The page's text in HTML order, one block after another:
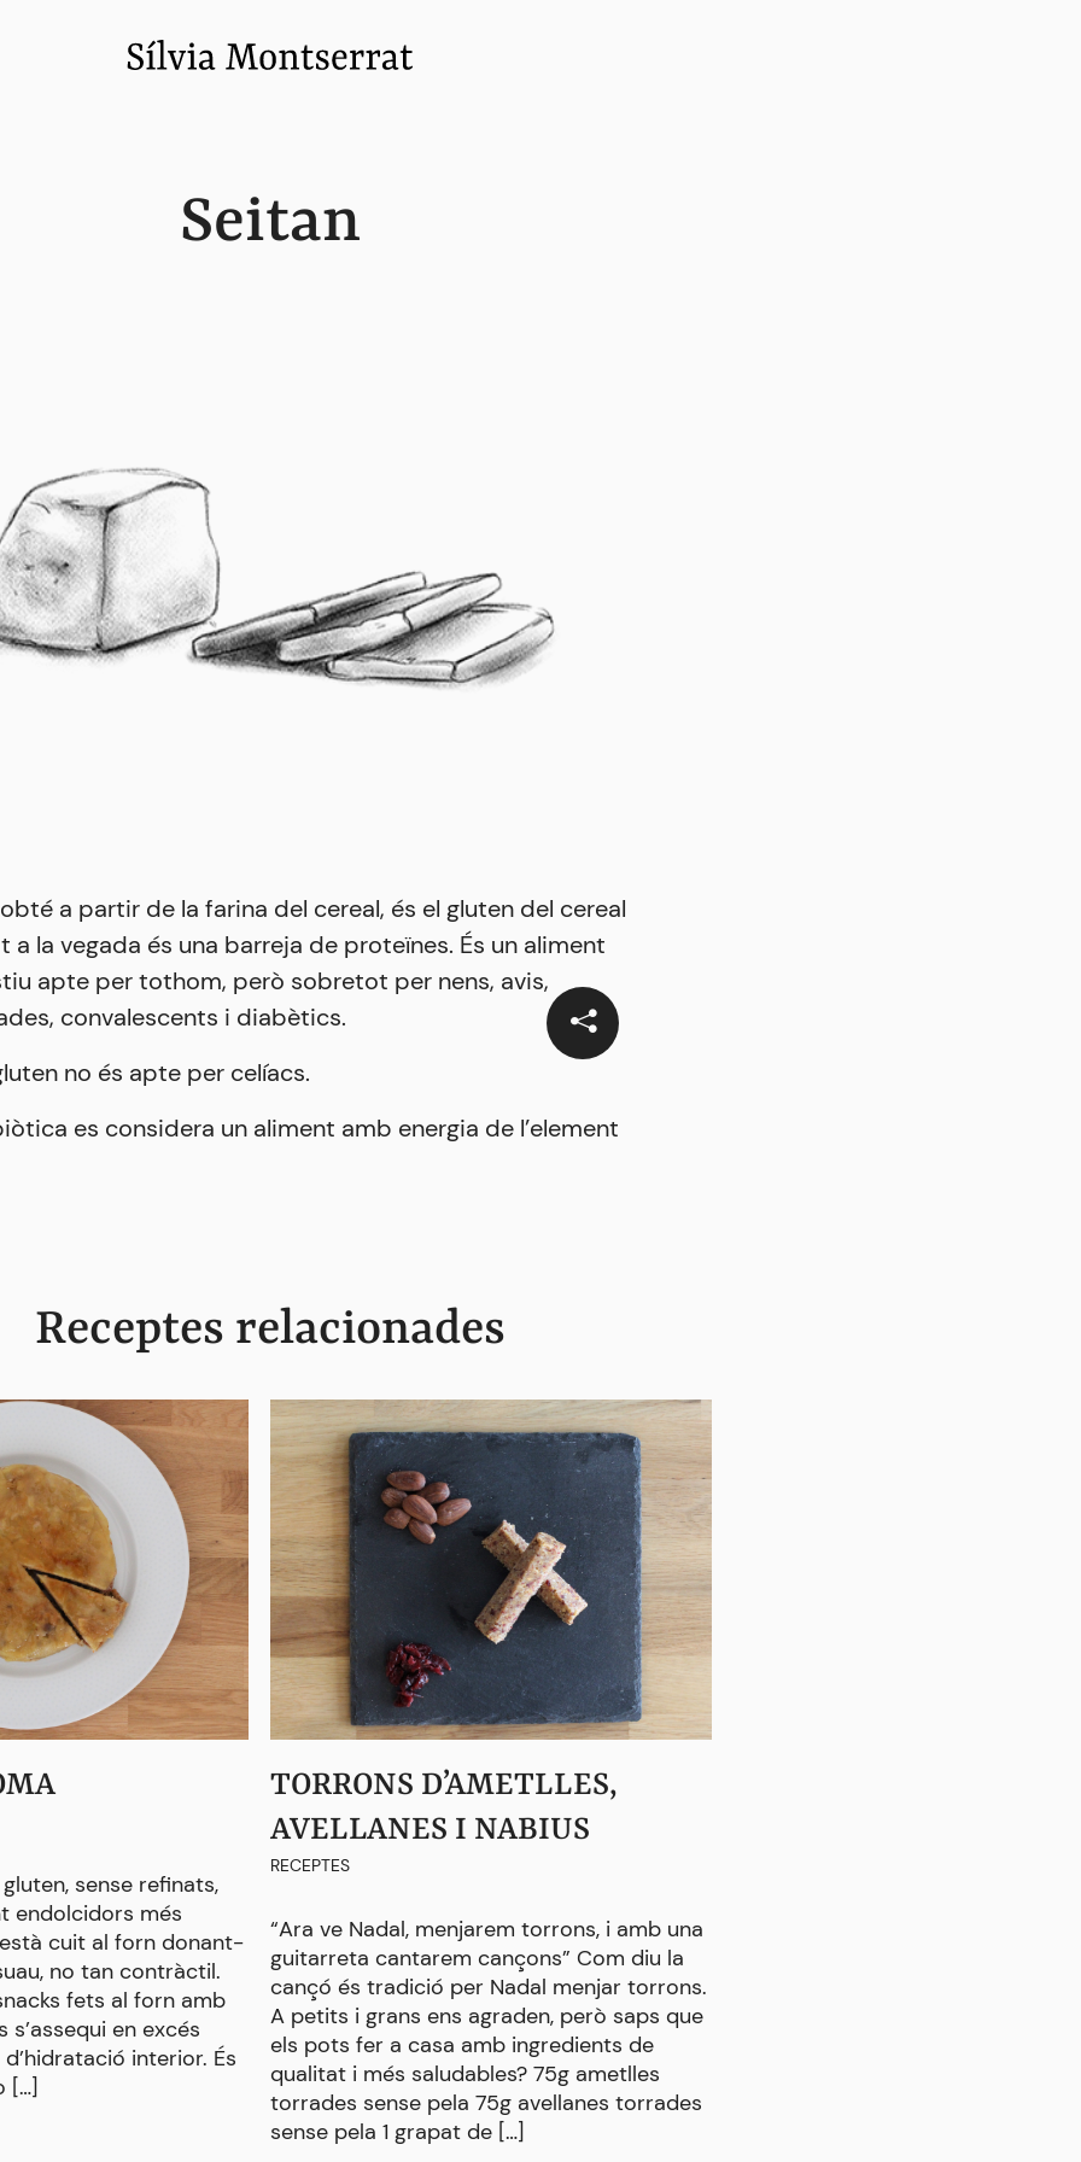
Seitan
a partir de la farina del cereal, és el gluten del cereal
a la vegada és una barreja de proteïnes. És un aliment
apte per tothom, però sobretot per nens, avis,
convalescents i diabètics.
no és apte per celíacs.
es considera un aliment amb energia de l’element
Receptes relacionades
sense refinats,
endolcidors més
cuit al forn donant-
no tan contràctil.
fets al forn amb
en excés
interior. És
[…]
TORRONS D’AMETLLES,
AVELLANES I NABIUS
RECEPTES
“Ara ve Nadal, menjarem torrons, i amb una
guitarreta cantarem cançons” Com diu la
cançó és tradició per Nadal menjar torrons.
A petits i grans ens agraden, però saps que
els pots fer a casa amb ingredients de
qualitat i més saludables? 75g ametlles
torrades sense pela 75g avellanes torrades
sense pela 1 grapat de […]